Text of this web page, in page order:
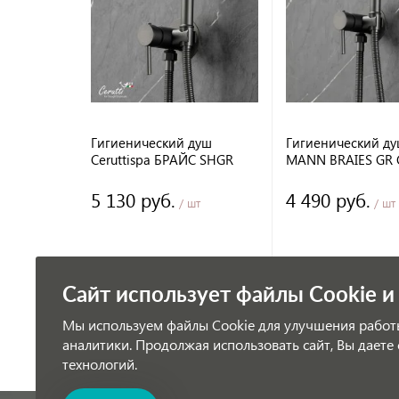
Гигиенический душ
Ceruttispa БРАЙС SHGR
серый, шланг 120 см
5 130 руб. / шт
Гигиенический
MANN BRAIES GR
см
4 490 руб. / шт
Сайт использует файлы Cookie
Мы используем файлы Cookie для улучшения
аналитики. Продолжая использовать сайт, Вы даете
технологий.